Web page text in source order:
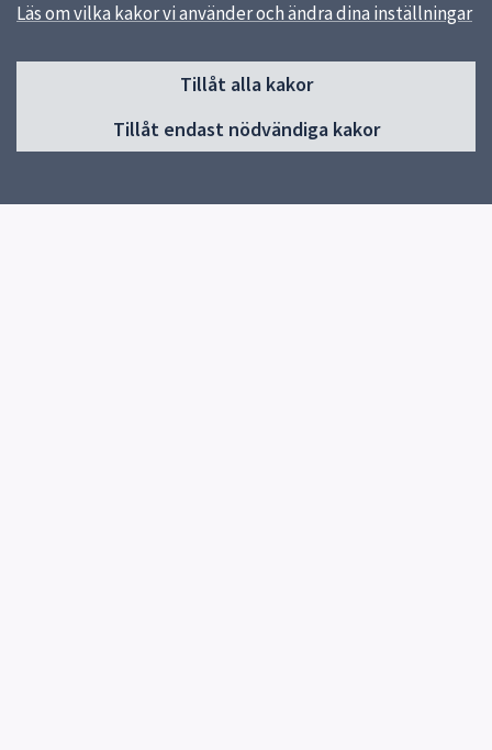
Läs om vilka kakor vi använder och ändra dina inställningar
Tillåt alla kakor
Tillåt endast nödvändiga kakor
Sidfot
Om utförare av skola och förskola